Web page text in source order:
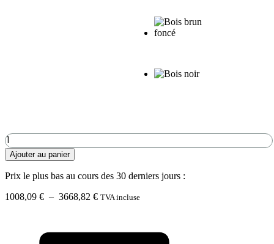
quantité
de
Ensemble
de
tableaux
de
mousse
Ajouter au panier
Prix le plus bas au cours des 30 derniers jours :
1008,09 € – 3668,82 €Plage
1008,09 €
TVA incluse